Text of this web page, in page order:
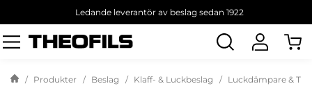
Ledande leverantör av beslag sedan 1922
Sök
produkt
Produkter Beslag Klaff- & Luckbeslag Luckdämpare &